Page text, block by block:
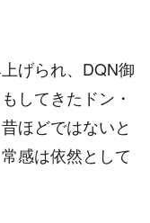
げられ、DQN御
してきたドン・
ほどではないと
感は依然として